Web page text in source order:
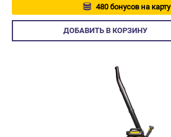
480 бонусов на карту
Авторизуйтесь
ДОБАВИТЬ В КОРЗИНУ